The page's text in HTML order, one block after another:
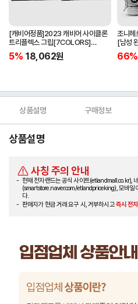
[캐비어정품]2023 캐비어 사이클론
트리플렉스 그립[7COLORS]
[라운드][39g/42g/46g/50g]
[R/S 토크]
5% 18,062원
조니헤
[남성
[화이
66%
상품설명 구매정보
상품설명
사칭 주의 안내
현재 전자랜드는 공식 사이트(etlandmall.co.kr),
(smartstore.naver.com/etlandpriceking), 모바일
다.
판매자가 현금 거래 요구 시, 거부하시고즉시 전